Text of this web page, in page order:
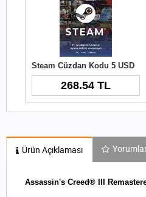
Steam Cüzdan Kodu 5 USD
268.54 TL
Ürün Açıklaması
Assassin's Creed® III